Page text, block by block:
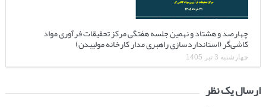
چهارصد و هشتاد و نهمین جلسه هفتگی مرکز تحقیقات فرآوری مواد
کاشی‌گر (استانداردسازی راهبری مدار کارخانه مولیبدن)
چهارشنبه 3 تیر 1405
ارسال یک نظر